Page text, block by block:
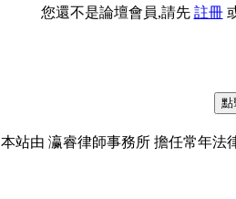
您還不是論壇會員,請先 註冊
本站由 瀛睿律師事務所 擔任常年法